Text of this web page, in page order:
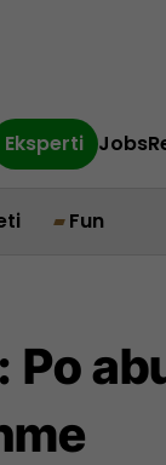
Eksperti Jobs
Fun